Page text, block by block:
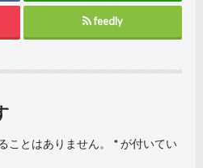
feedly
ことはありません。 *が付いてい